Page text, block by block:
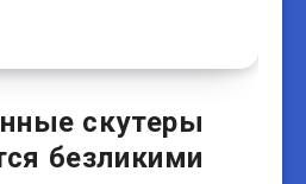
скутеры
безликими